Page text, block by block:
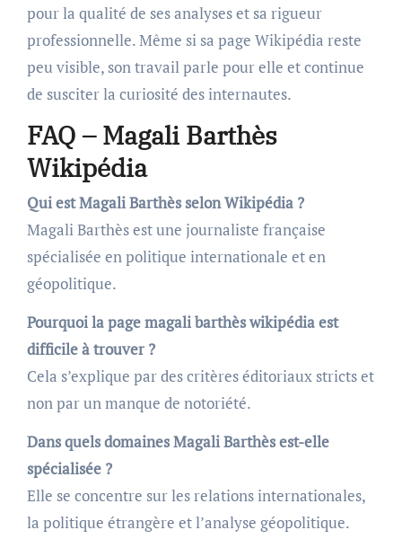
pour la qualité de ses analyses et sa rigueur
professionnelle. Même si sa page Wikipédia reste
peu visible, son travail parle pour elle et continue
de susciter la curiosité des internautes.
FAQ – Magali Barthès
Wikipédia
Qui est Magali Barthès selon Wikipédia ?
Magali Barthès est une journaliste française
spécialisée en politique internationale et en
géopolitique.
Pourquoi la page magali barthès wikipédia est
difficile à trouver ?
Cela s’explique par des critères éditoriaux stricts et
non par un manque de notoriété.
Dans quels domaines Magali Barthès est-elle
spécialisée ?
Elle se concentre sur les relations internationales,
la politique étrangère et l’analyse géopolitique.